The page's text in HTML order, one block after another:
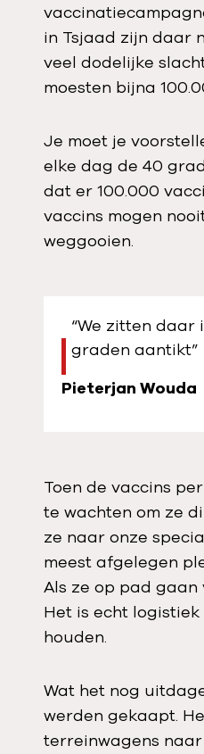
in Tsjaad zijn daar
veel dodelijke
moesten bijna
Je moet je
elke dag de 40
dat er 100.000
vaccins mogen
weggooien.
“We zitten
graden aantikt”
Pieterjan Wouda
Toen de vaccins
te wachten om ze
ze naar onze
meest afgelegen
Als ze op pad gaan
Het is echt
houden.
Wat het nog
werden gekaapt.
terreinwagens